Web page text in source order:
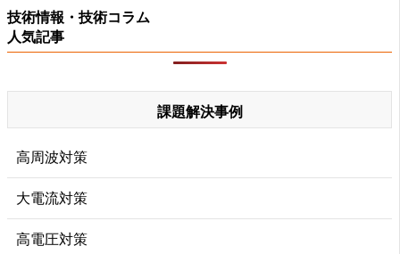
技術情報・技術コラム
人気記事
課題解決事例
高周波対策
大電流対策
高電圧対策